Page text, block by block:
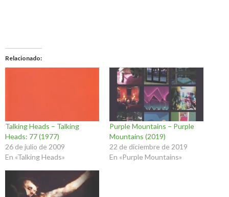
Relacionado
Talking Heads – Talking
Heads: 77 (1977)
26 de julio de 2009
En «Talking Heads»
Purple Mountains – Purple
Mountains (2019)
22 de diciembre de 2019
En «Purple Mountains»